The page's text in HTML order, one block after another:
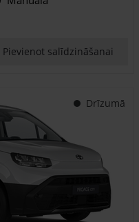
Pievienot salīdzināšanai
Drīzumā